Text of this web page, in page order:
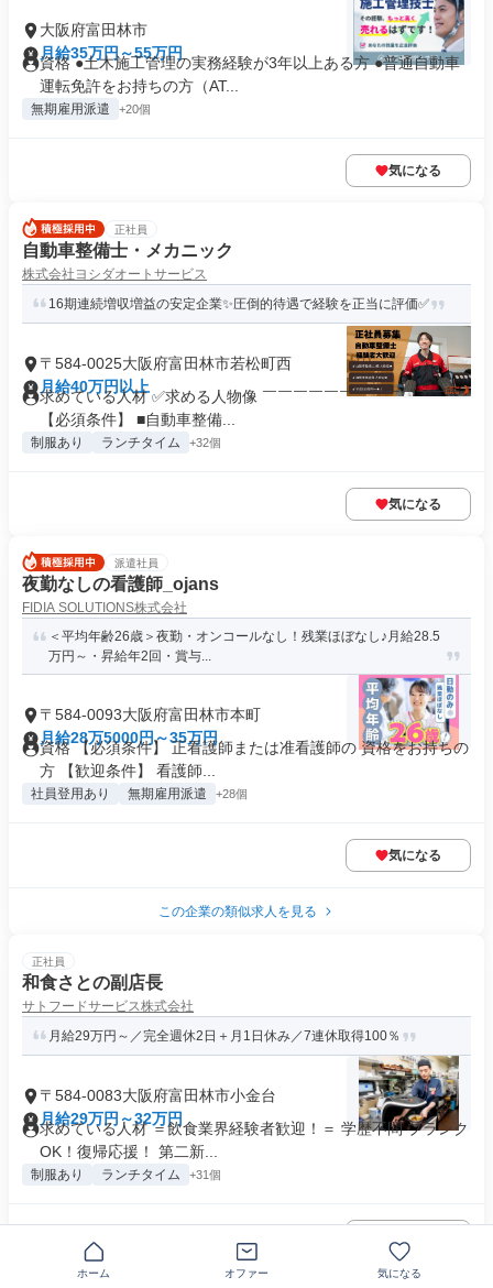
大阪府富田林市
月給35万円～55万円
資格 ●土木施工管理の実務経験が3年以上ある方 ●普通自動車
運転免許をお持ちの方（AT...
無期雇用派遣 +20個
気になる
正社員
自動車整備士・メカニック
株式会社ヨシダオートサービス
16期連続増収増益の安定企業✨圧倒的待遇で経験を正当に評価✅
〒584-0025大阪府富田林市若松町西
月給40万円以上
求めている人材 ✅求める人物像 ￣￣￣￣￣￣￣￣￣￣￣￣￣
【必須条件】 ■自動車整備...
制服あり ランチタイム +32個
気になる
派遣社員
夜勤なしの看護師_ojans
FIDIA SOLUTIONS株式会社
＜平均年齢26歳＞夜勤・オンコールなし！残業ほぼなし♪月給28.5
万円～・昇給年2回・賞与...
〒584-0093大阪府富田林市本町
月給28万5000円～35万円
資格 【必須条件】 正看護師または准看護師の 資格をお持ちの
方 【歓迎条件】 看護師...
社員登用あり 無期雇用派遣 +28個
気になる
この企業の類似求人を見る
正社員
和食さとの副店長
サトフードサービス株式会社
月給29万円～／完全週休2日＋月1日休み／7連休取得100％
〒584-0083大阪府富田林市小金台
月給29万円～32万円
求めている人材 ＝飲食業界経験者歓迎！＝ 学歴不問 ブランク
OK！復帰応援！ 第二新...
制服あり ランチタイム +31個
ホーム オファー 気になる